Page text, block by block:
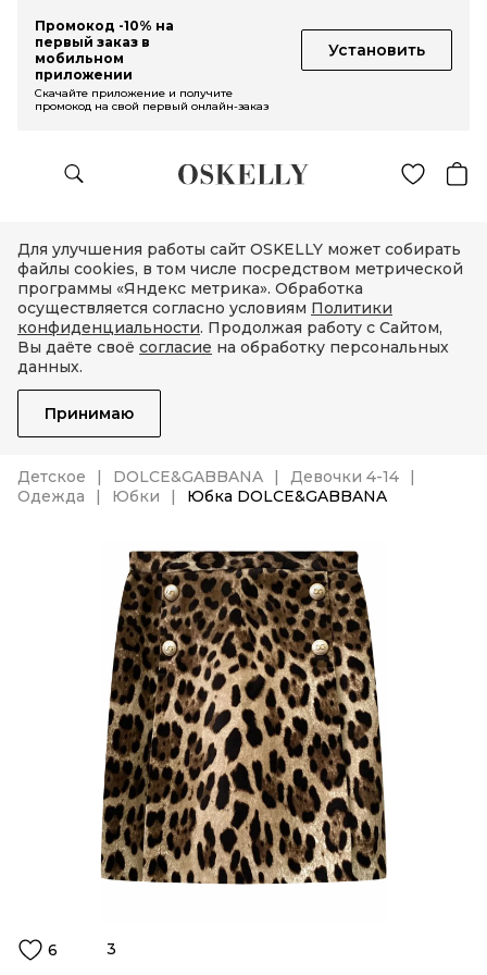
Промокод -10% на
первый заказ в
мобильном
приложении
Установить
Скачайте приложение и получите
промокод на свой первый онлайн-заказ
Для улучшения работы сайт OSKELLY может собирать
файлы cookies, в том числе посредством метрической
программы «Яндекс метрика». Обработка
осуществляется согласно условиям Политики
конфиденциальности. Продолжая работу с Сайтом,
Вы даёте своё согласие на обработку персональных
данных.
Принимаю
Детское DOLCE&GABBANA
Девочки 4-14
Одежда
Юбки Юбка DOLCE&GABBANA
6 3